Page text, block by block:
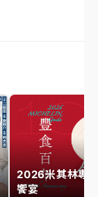
2026米其林專
饗宴